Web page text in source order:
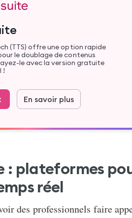
(TTS) offre une option rapide
le doublage de contenus
le avec la version gratuite
!
En savoir plus
: plateformes
réel
des professionnels faire